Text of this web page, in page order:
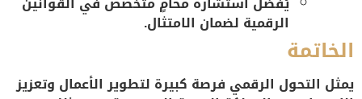
الرقمية لضمان الامتثال.
الخاتمة
يمثل التحول الرقمي فرصة كبيرة لتطوير الأعمال وتعزيز